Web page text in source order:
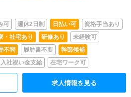
可 週休2日制 日払い可
資格手当あり
・社宅あり 研修あり
未経験可
不問 履歴書不要
幹部候補
入社祝い金支給 在宅ワーク可
求人情報を見る